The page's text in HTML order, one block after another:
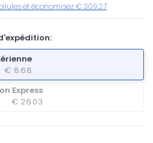
et économisez € 309.27
€ 8.68
Express
€ 26.03